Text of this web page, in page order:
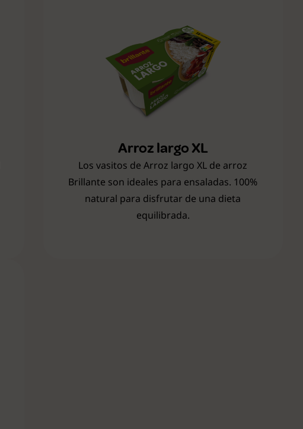
Arroz largo XL
Los vasitos de Arroz largo XL de arroz
Brillante son ideales para ensaladas. 100%
natural para disfrutar de una dieta
equilibrada.